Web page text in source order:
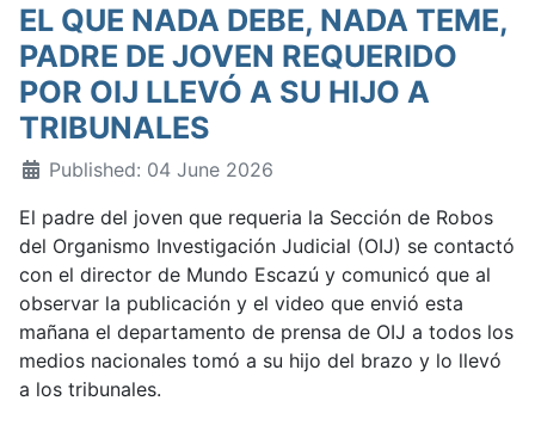
EL QUE NADA DEBE, NADA TEME,
PADRE DE JOVEN REQUERIDO
POR OIJ LLEVÓ A SU HIJO A
TRIBUNALES
Published: 04 June 2026
El padre del joven que requeria la Sección de Robos
del Organismo Investigación Judicial (OIJ) se contactó
con el director de Mundo Escazú y comunicó que al
observar la publicación y el video que envió esta
mañana el departamento de prensa de OIJ a todos los
medios nacionales tomó a su hijo del brazo y lo llevó
a los tribunales.